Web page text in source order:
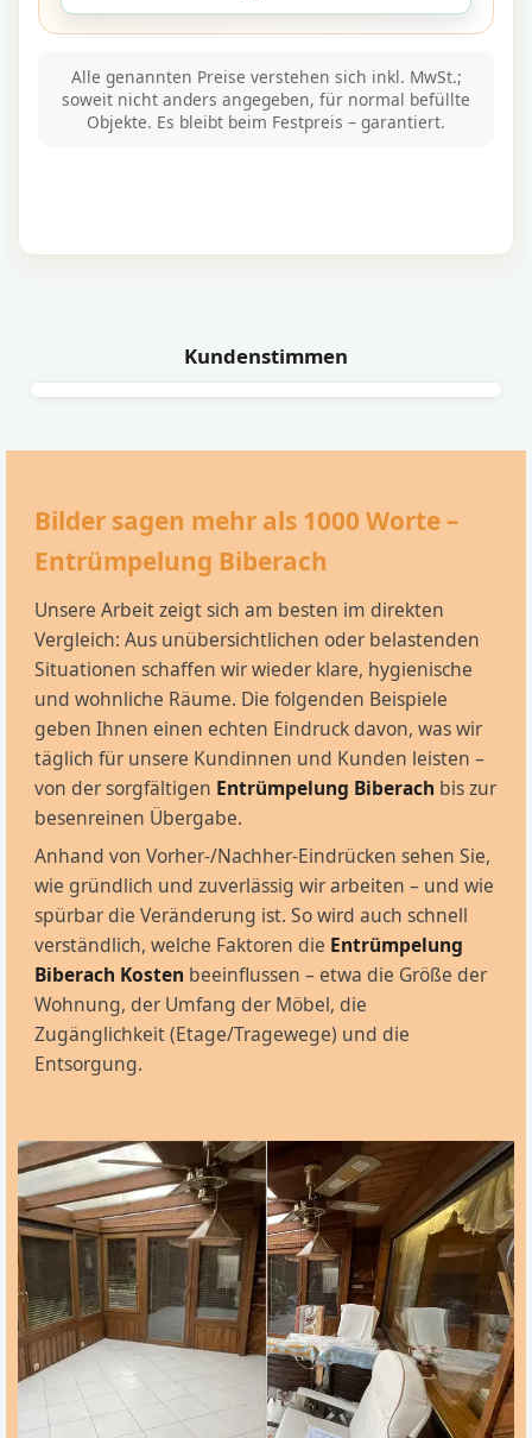
Alle genannten Preise verstehen sich inkl. MwSt.;
soweit nicht anders angegeben, für normal befüllte
Objekte. Es bleibt beim Festpreis – garantiert.
Kundenstimmen
Bilder sagen mehr als 1000 Worte –
Entrümpelung Biberach
Unsere Arbeit zeigt sich am besten im direkten
Vergleich: Aus unübersichtlichen oder belastenden
Situationen schaffen wir wieder klare, hygienische
und wohnliche Räume. Die folgenden Beispiele
geben Ihnen einen echten Eindruck davon, was wir
täglich für unsere Kundinnen und Kunden leisten –
von der sorgfältigen Entrümpelung Biberach bis zur
besenreinen Übergabe.
Anhand von Vorher-/Nachher-Eindrücken sehen Sie,
wie gründlich und zuverlässig wir arbeiten – und wie
spürbar die Veränderung ist. So wird auch schnell
verständlich, welche Faktoren die Entrümpelung
Biberach Kosten beeinflussen – etwa die Größe der
Wohnung, der Umfang der Möbel, die
Zugänglichkeit (Etage/Tragewege) und die
Entsorgung.